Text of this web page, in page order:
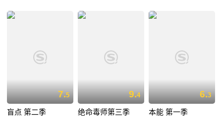
7.5
盲点 第二季
9.4
绝命毒师第三季
6.3
本能 第一季